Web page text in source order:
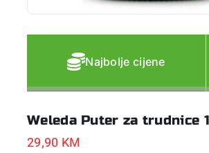
Najbolje cijene
Weleda Puter za trudnice
29,90 KM